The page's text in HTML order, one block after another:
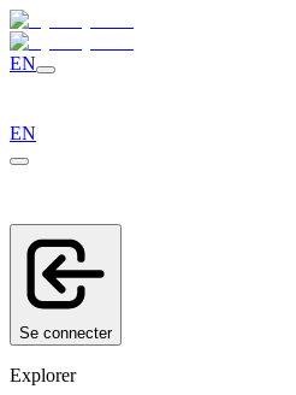
EN
EN
Se connecter
Explorer